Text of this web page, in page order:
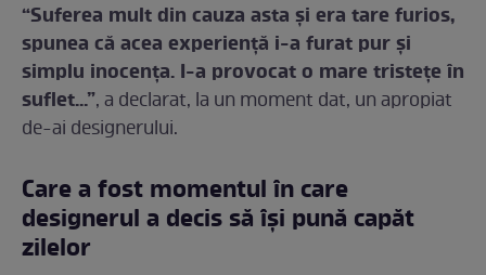
“Suferea mult din cauza asta şi era tare furios,
spunea că acea experienţă i-a furat pur şi
simplu inocenţa. I-a provocat o mare tristeţe în
suflet…”, a declarat, la un moment dat, un apropiat
de-ai designerului.
Care a fost momentul în care
designerul a decis să îşi pună capăt
zilelor